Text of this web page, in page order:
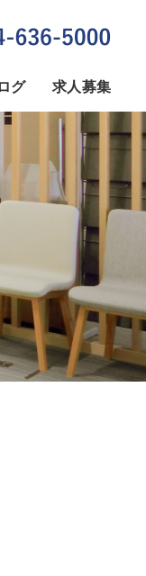
グ 求人募集